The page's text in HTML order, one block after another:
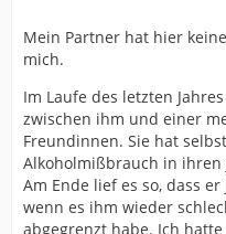
Mein Partner hat hier
mich.
Im Laufe des letzten
zwischen ihm und einer
Freundinnen. Sie hat
Alkoholmißbrauch in
Am Ende lief es so, dass
wenn es ihm wieder
abgegrenzt habe. Ich